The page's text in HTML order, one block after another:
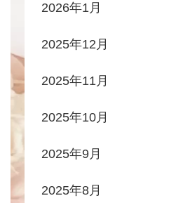
2026年1月
2025年12月
2025年11月
2025年10月
2025年9月
2025年8月